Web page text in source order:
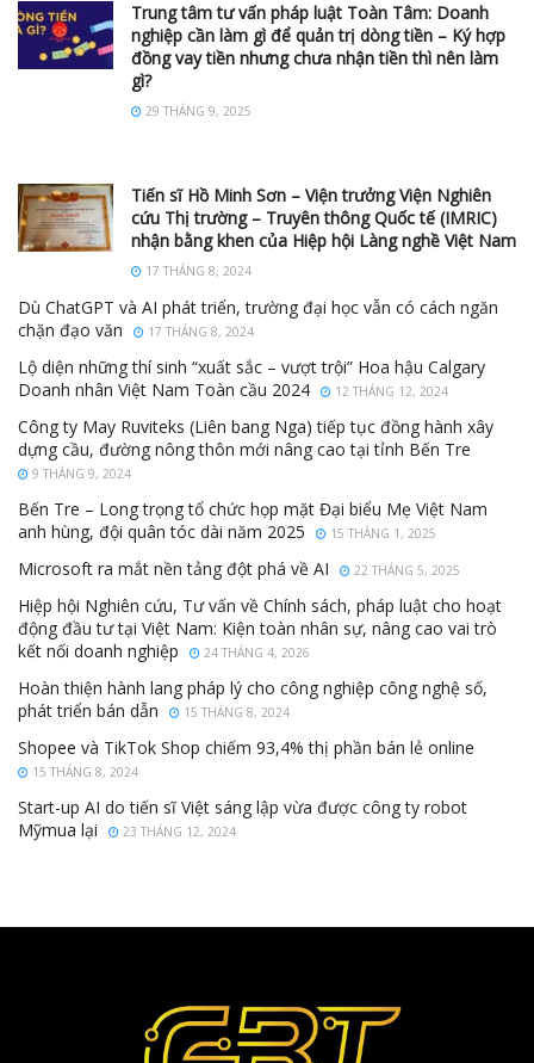
Trung tâm tư vấn pháp luật Toàn Tâm: Doanh
nghiệp cần làm gì để quản trị dòng tiền – Ký hợp
đồng vay tiền nhưng chưa nhận tiền thì nên làm
gì?
29 THÁNG 9, 2025
Tiến sĩ Hồ Minh Sơn – Viện trưởng Viện Nghiên
cứu Thị trường – Truyên thông Quốc tế (IMRIC)
nhận bằng khen của Hiệp hội Làng nghề Việt Nam
17 THÁNG 8, 2024
Dù ChatGPT và AI phát triển, trường đại học vẫn có cách ngăn
chặn đạo văn
17 THÁNG 8, 2024
Lộ diện những thí sinh “xuất sắc – vượt trội” Hoa hậu Calgary
Doanh nhân Việt Nam Toàn cầu 2024
12 THÁNG 12, 2024
Công ty May Ruviteks (Liên bang Nga) tiếp tục đồng hành xây
dựng cầu, đường nông thôn mới nâng cao tại tỉnh Bến Tre
9 THÁNG 9, 2024
Bến Tre – Long trọng tổ chức họp mặt Đại biểu Mẹ Việt Nam
anh hùng, đội quân tóc dài năm 2025
15 THÁNG 1, 2025
Microsoft ra mắt nền tảng đột phá về AI 22 THÁNG 5, 2025
Hiệp hội Nghiên cứu, Tư vấn về Chính sách, pháp luật cho hoạt
động đầu tư tại Việt Nam: Kiện toàn nhân sự, nâng cao vai trò
kết nối doanh nghiệp
24 THÁNG 4, 2026
Hoàn thiện hành lang pháp lý cho công nghiệp công nghệ số,
phát triển bán dẫn
15 THÁNG 8, 2024
Shopee và TikTok Shop chiếm 93,4% thị phần bán lẻ online
15 THÁNG 8, 2024
Start-up AI do tiến sĩ Việt sáng lập vừa được công ty robot
Mỹmua lại
23 THÁNG 12, 2024